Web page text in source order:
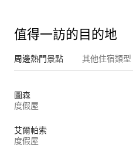
值得一訪的目的地
周邊熱門景點 其他住宿類型
圖森
度假屋
艾爾帕索
度假屋